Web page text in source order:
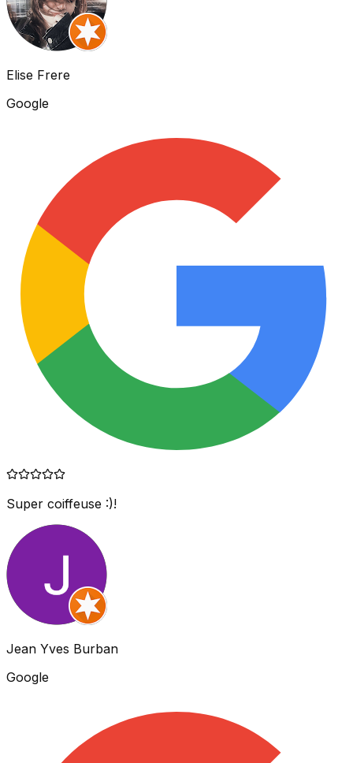
Elise Frere
Google
Super coiffeuse :)!
Jean Yves Burban
Google